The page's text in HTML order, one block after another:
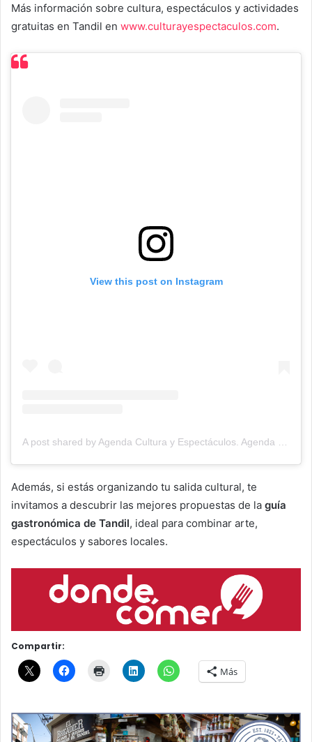
Más información sobre cultura, espectáculos y actividades
gratuitas en Tandil en www.culturayespectaculos.com.
View this post on Instagram
A post shared by Agenda Cultura y Espectáculos. Agenda Cultural Tandil. (@agendacye)
Además, si estás organizando tu salida cultural, te
invitamos a descubrir las mejores propuestas de la guía
gastronómica de Tandil, ideal para combinar arte,
espectáculos y sabores locales.
Compartir:
Más